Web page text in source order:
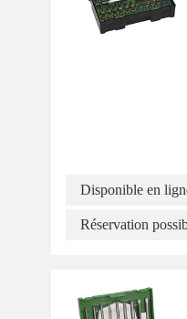
Disponible en
Réservation